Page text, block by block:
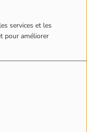
services et les
pour améliorer